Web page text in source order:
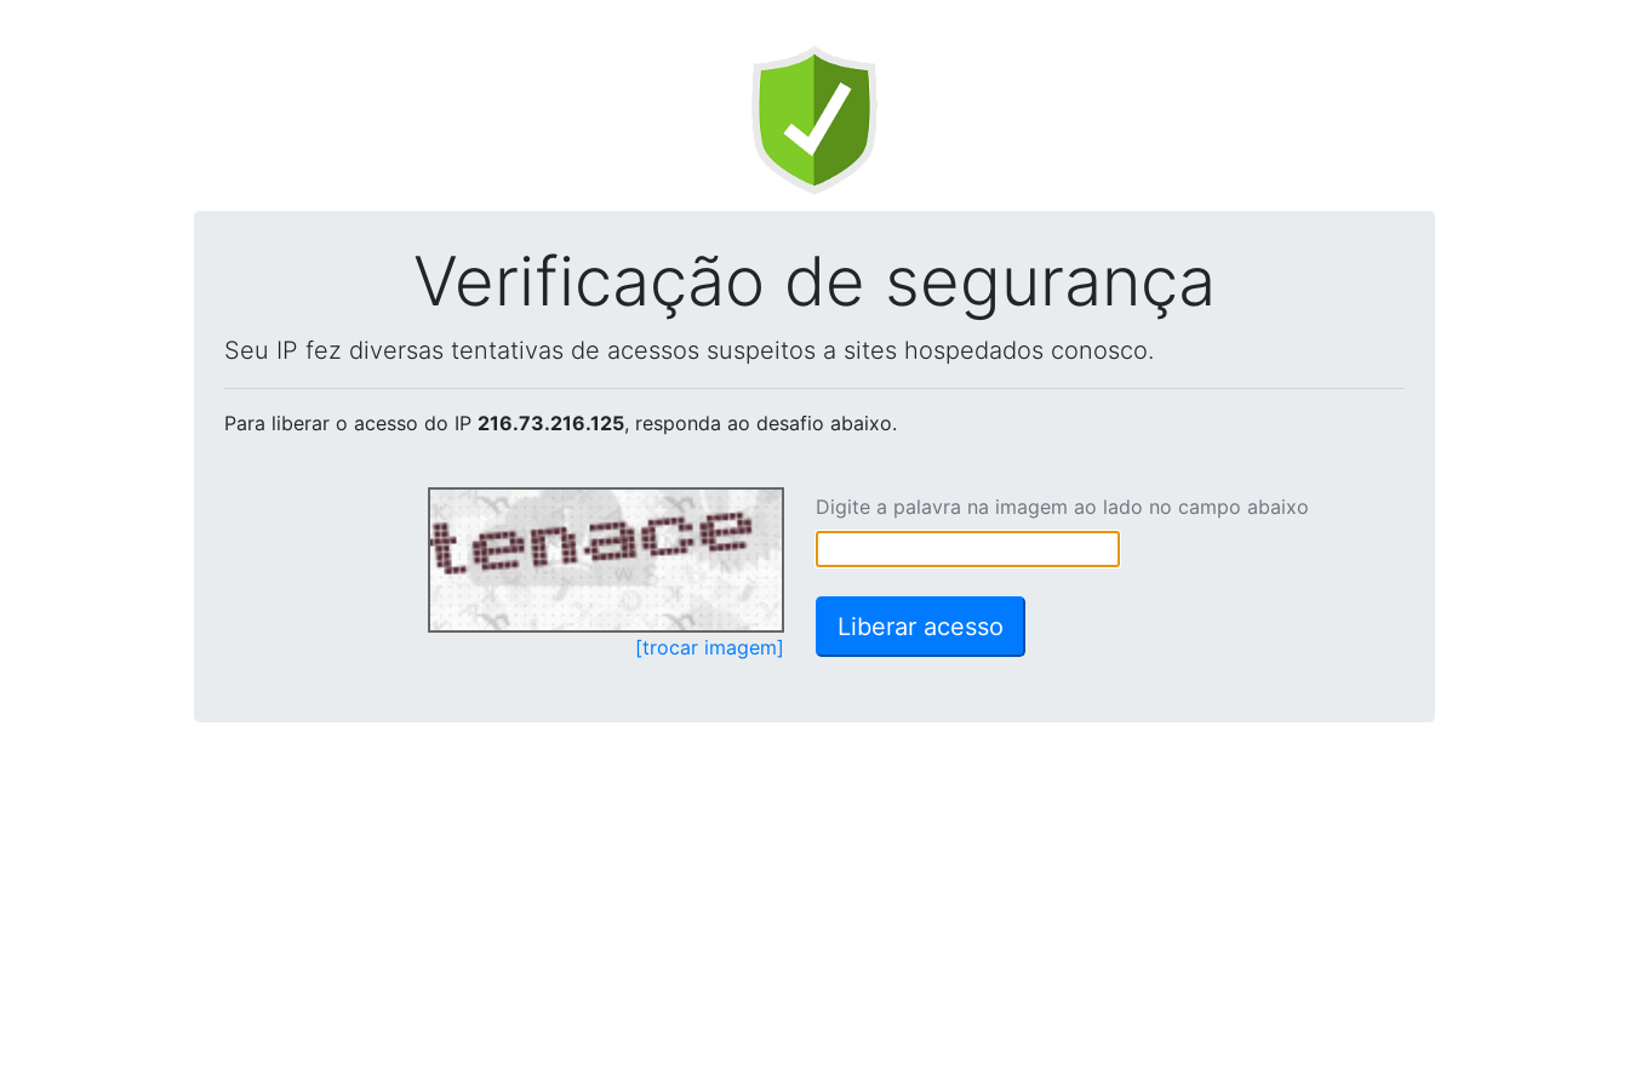
Verificação de segurança
Seu IP fez diversas tentativas de acessos suspeitos a sites hospedados conosco.
Para liberar o acesso do IP 216.73.216.125, responda ao desafio abaixo.
[trocar imagem]
Digite a palavra na imagem ao lado no campo abaixo